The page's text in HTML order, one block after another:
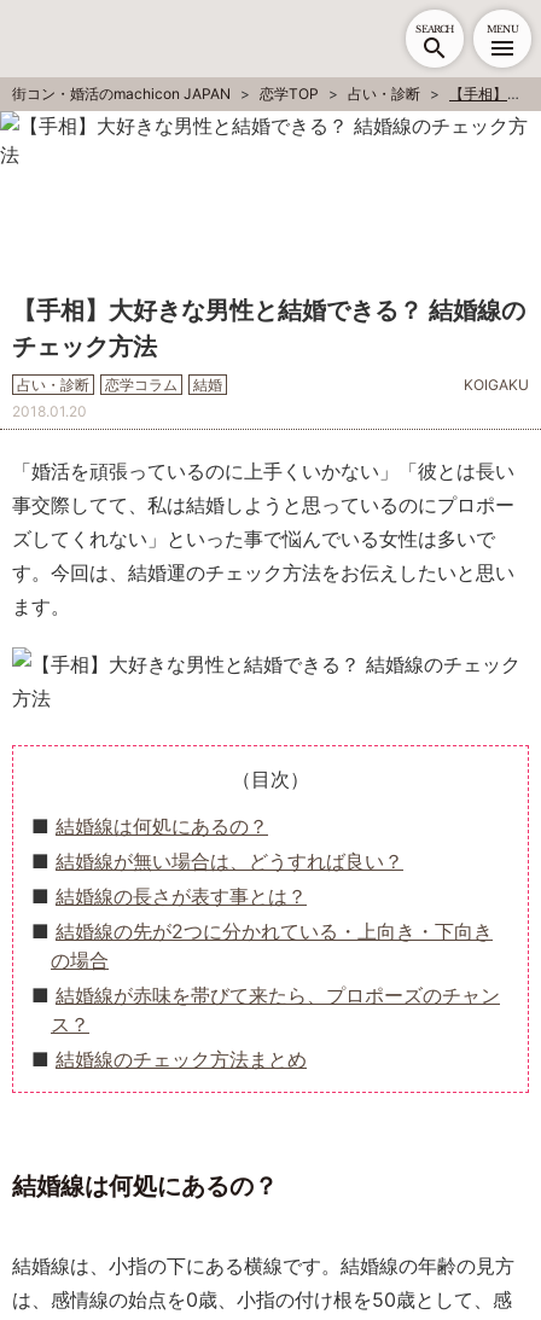
SEARCH MENU
街コン・婚活のmachicon JAPAN 恋学TOP 占い・診断 【手相】大好きな男性と結婚できる？ 結婚線のチェック方法
【手相】大好きな男性と結婚できる？ 結婚線の
チェック方法
占い・診断 恋学コラム 結婚
KOIGAKU
2018.01.20
「婚活を頑張っているのに上手くいかない」「彼とは長い
事交際してて、私は結婚しようと思っているのにプロポー
ズしてくれない」といった事で悩んでいる女性は多いで
す。今回は、結婚運のチェック方法をお伝えしたいと思い
ます。
（目次）
結婚線は何処にあるの？
結婚線が無い場合は、どうすれば良い？
結婚線の長さが表す事とは？
結婚線の先が2つに分かれている・上向き・下向き
の場合
結婚線が赤味を帯びて来たら、プロポーズのチャン
ス？
結婚線のチェック方法まとめ
結婚線は何処にあるの？
結婚線は、小指の下にある横線です。結婚線の年齢の見方
は、感情線の始点を0歳、小指の付け根を50歳として、感